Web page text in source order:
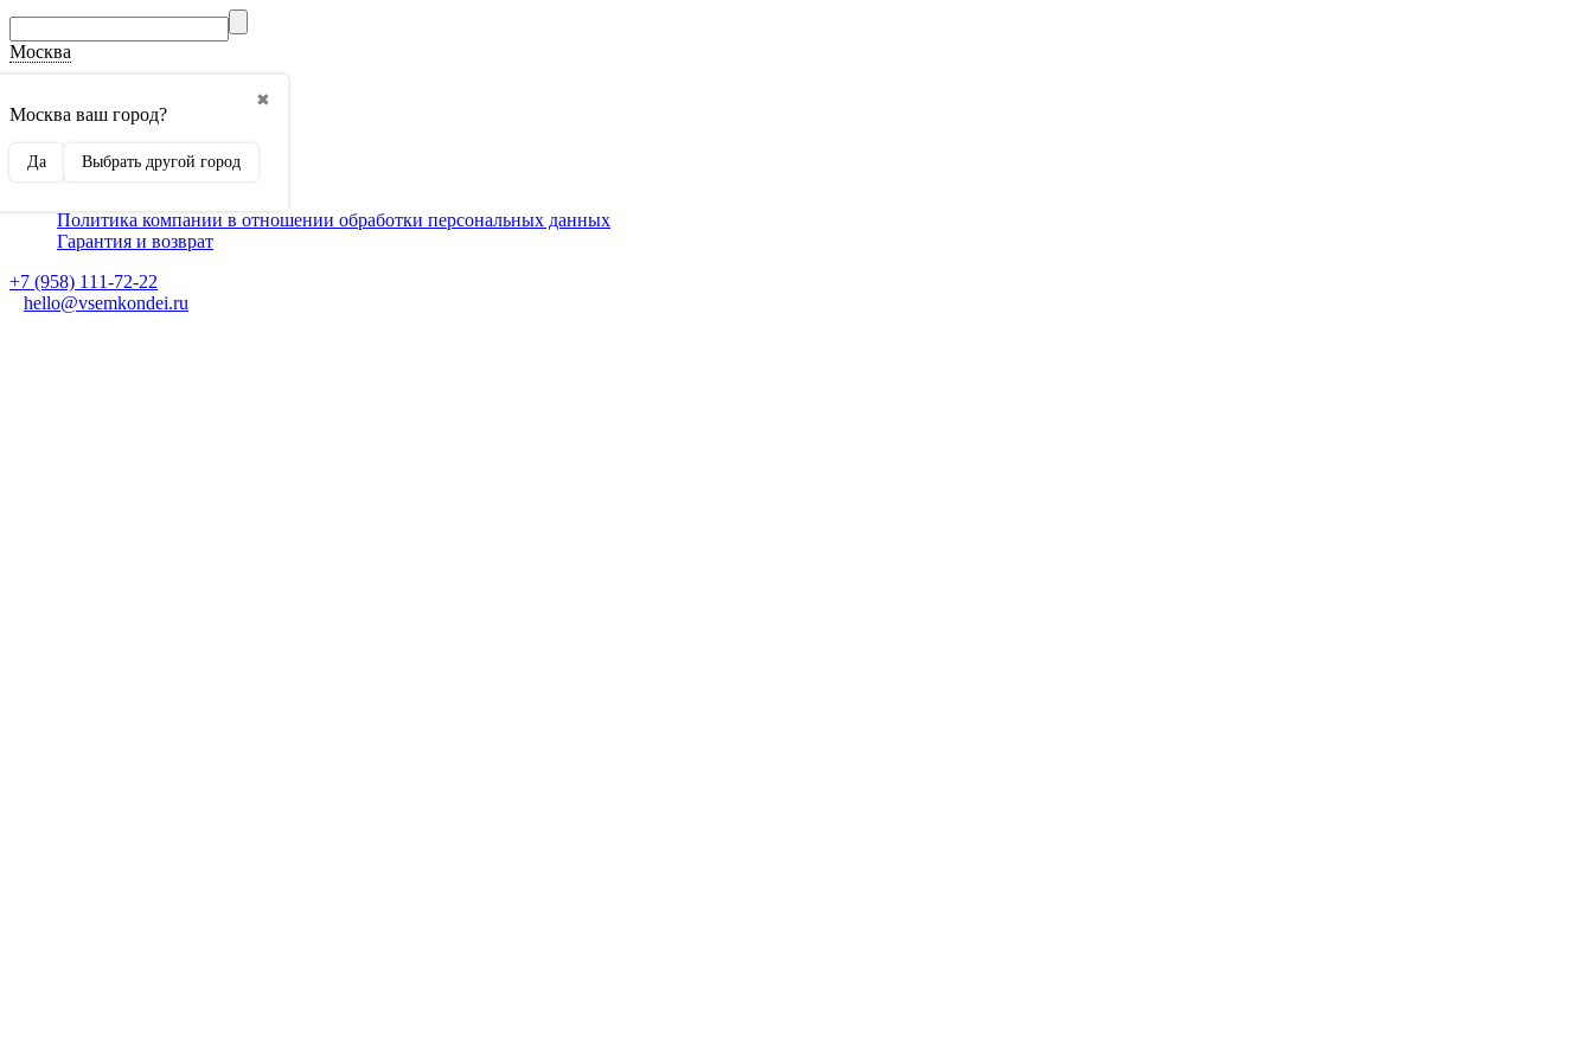
Москва
✖
Москва ваш город?
Да Выбрать другой город
Способы оплаты
Монтаж кондиционеров
Для партнеров
Политика компании в отношении обработки персональных данных
Гарантия и возврат
+7 (958) 111-72-22
hello@vsemkondei.ru